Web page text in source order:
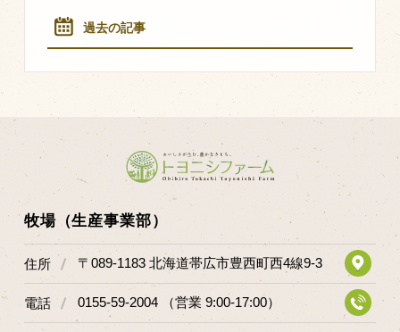
過去の記事
牧場（生産事業部）
住所 〒089-1183 北海道帯広市豊西町西4線9-3
電話 0155-59-2004 （営業 9:00-17:00）